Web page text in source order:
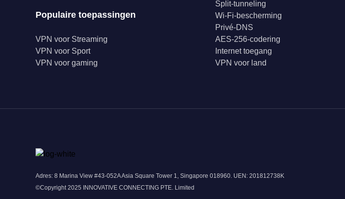
Populaire toepassingen
VPN voor Streaming
VPN voor Sport
VPN voor gaming
Split-tunneling
Wi-Fi-bescherming
Privé-DNS
AES-256-codering
Internet toegang
VPN voor land
Adres: 8 Marina View #43-052A Asia Square Tower 1, Singapore 018960. UEN: 201812738K
©Copyright 2025 INNOVATIVE CONNECTING PTE. Limited